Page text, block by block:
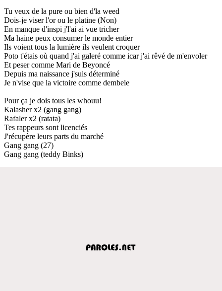
Tu veux de la pure ou bien d'la weed
Dois-je viser l'or ou le platine (Non)
En manque d'inspi j'l'ai ai vue tricher
Ma haine peux consumer le monde entier
Ils voient tous la lumière ils veulent croquer
Poto t'étais où quand j'ai galeré comme icar j'ai rêvé de m'envoler
Et peser comme Mari de Beyoncé
Depuis ma naissance j'suis déterminé
Je n'vise que la victoire comme dembele
Pour ça je dois tous les whouu!
Kalasher x2 (gang gang)
Rafaler x2 (ratata)
Tes rappeurs sont licenciés
J'récupère leurs parts du marché
Gang gang (27)
Gang gang (teddy Binks)